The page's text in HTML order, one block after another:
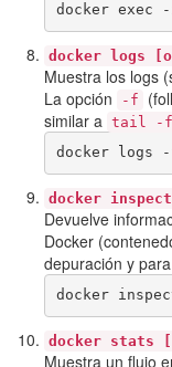
docker exec
docker logs
Muestra los logs
La opción
-f
similar a tail -f
docker logs -
docker inspect
Devuelve
Docker
depuración y
docker
docker stats
Muestra un flujo